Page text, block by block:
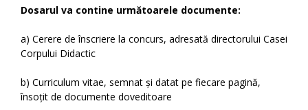
Dosarul va contine următoarele documente:
a) Cerere de înscriere la concurs, adresată directorului Casei
Corpului Didactic
b) Curriculum vitae, semnat și datat pe fiecare pagină,
însoțit de documente doveditoare